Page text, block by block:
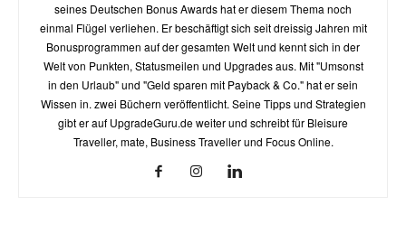
seines Deutschen Bonus Awards hat er diesem Thema noch
einmal Flügel verliehen. Er beschäftigt sich seit dreissig Jahren mit
Bonusprogrammen auf der gesamten Welt und kennt sich in der
Welt von Punkten, Statusmeilen und Upgrades aus. Mit "Umsonst
in den Urlaub" und "Geld sparen mit Payback & Co." hat er sein
Wissen in. zwei Büchern veröffentlicht. Seine Tipps und Strategien
gibt er auf UpgradeGuru.de weiter und schreibt für Bleisure
Traveller, mate, Business Traveller und Focus Online.